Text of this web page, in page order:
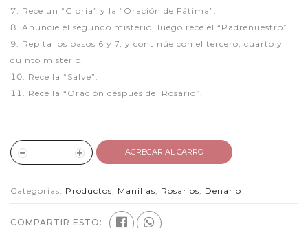
Rece un “Gloria” y la “Oración de Fátima”.
Anuncie el segundo misterio, luego rece el “Padrenuestro”.
Repita los pasos 6 y 7, y continúe con el tercero, cuarto y
quinto misterio.
Rece la “Salve”.
Rece la “Oración después del Rosario”.
AGREGAR AL CARRO
Categorías: Productos Manillas Rosarios Denario
COMPARTIR ESTO: